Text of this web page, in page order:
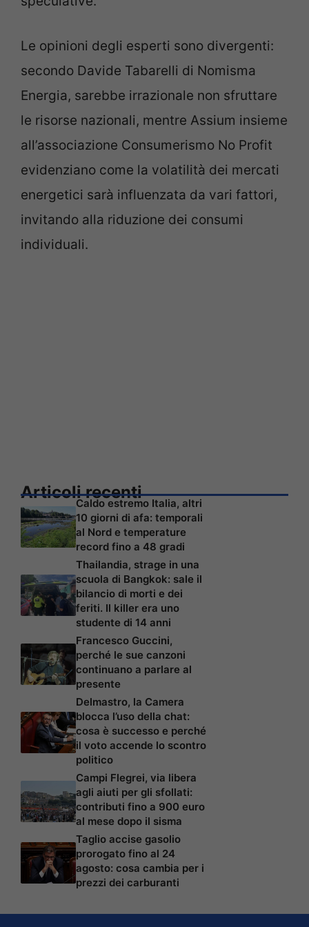
Le opinioni degli esperti sono divergenti:
secondo Davide Tabarelli di Nomisma
Energia, sarebbe irrazionale non sfruttare
le risorse nazionali, mentre Assium insieme
all’associazione Consumerismo No Profit
evidenziano come la volatilità dei mercati
energetici sarà influenzata da vari fattori,
invitando alla riduzione dei consumi
individuali.
Articoli recenti
Caldo estremo Italia, altri
10 giorni di afa: temporali
al Nord e temperature
record fino a 48 gradi
Thailandia, strage in una
scuola di Bangkok: sale il
bilancio di morti e dei
feriti. Il killer era uno
studente di 14 anni
Francesco Guccini,
perché le sue canzoni
continuano a parlare al
presente
Delmastro, la Camera
blocca l’uso della chat:
cosa è successo e perché
il voto accende lo scontro
politico
Campi Flegrei, via libera
agli aiuti per gli sfollati:
contributi fino a 900 euro
al mese dopo il sisma
Taglio accise gasolio
prorogato fino al 24
agosto: cosa cambia per i
prezzi dei carburanti